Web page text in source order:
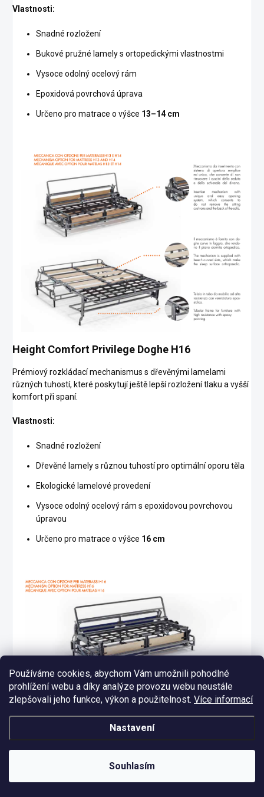
Používáme cookies, abychom Vám umožnili pohodlné
prohlížení webu a díky analýze provozu webu neustále
zlepšovali jeho funkce, výkon a použitelnost. Více informací
Nastavení
Souhlasím
Vlastnosti:
Snadné rozložení
Bukové pružné lamely s ortopedickými vlastnostmi
Vysoce odolný ocelový rám
Epoxidová povrchová úprava
Určeno pro matrace o výšce 13–14 cm
Height Comfort Privilege Doghe H16
Prémiový rozkládací mechanismus s dřevěnými lamelami
různých tuhostí, které poskytují ještě lepší rozložení tlaku a vyšší
komfort při spaní.
Vlastnosti:
Snadné rozložení
Dřevěné lamely s různou tuhostí pro optimální oporu těla
Ekologické lamelové provedení
Vysoce odolný ocelový rám s epoxidovou povrchovou
úpravou
Určeno pro matrace o výšce 16 cm
Údržba rozkládacího mechanismu